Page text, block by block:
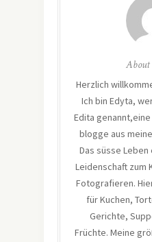
About
Herzlich
Ich bin Edyta,
Edita
blogge aus
Das süsse
Leidenschaft zum
Fotografieren.
für Kuchen,
Gerichte,
Früchte. Meine